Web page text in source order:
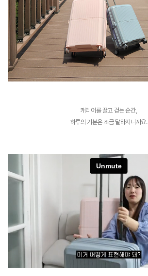
캐리어를 끌고 걷는 순간,
하루의 기분은 조금 달라지니까요.